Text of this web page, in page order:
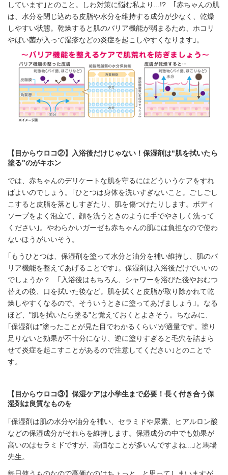
しています｣とのこと。しわ対策に悩む私より...!? ｢赤ちゃんの肌
は、水分を閉じ込める皮脂や水分を維持する成分が少なく、乾燥
しやすい状態。乾燥すると肌のバリア機能が弱まるため、ホコリ
やばい菌が入って湿疹などの炎症を起こしやすくなります｣。
【目からウロコ②】入浴後だけじゃない！保湿剤は"肌を拭いたら
塗る"のがキホン
では、赤ちゃんのデリケートな肌を守るにはどういうケアをすれ
ばよいのでしょう。｢ひとつは身体を洗いすぎないこと。ごしごし
こすると皮脂を落としすぎたり、肌を傷つけたりします。ボディ
ソープをよく泡立て、顔を洗うときのように手でやさしく洗って
ください｣。やわらかいガーゼも赤ちゃんの肌には負担なので使わ
ないほうがいいそう。
｢もうひとつは、保湿剤を塗って水分と油分を補い維持し、肌のバ
リア機能を整えてあげることです｣。保湿剤は入浴後だけでいいの
でしょうか？ ｢入浴後はもちろん、シャワーを浴びた後やおむつ
替えの後、口を拭いた後など。肌を拭くと皮脂が取り除かれて乾
燥しやすくなるので、そういうときに塗ってあげましょう｣。なる
ほど、"肌を拭いたら塗る"と覚えておくとよさそう。ちなみに、
｢保湿剤は"塗ったことが見た目でわかるくらい"が適量です。塗り
足りないと効果が不十分になり、逆に塗りすぎると毛穴を詰まら
せて炎症を起こすことがあるので注意してください｣とのことで
す。
【目からウロコ③】保湿ケアは小学生まで必要！長く付き合う保
湿剤は良質なものを
｢保湿剤は肌の水分や油分を補い、セラミドや尿素、ヒアルロン酸
などの保湿成分がそれらを維持します。保湿成分の中でも効果が
高いのはセラミドですが、高価なことが多いんですよね...｣と馬場
先生。